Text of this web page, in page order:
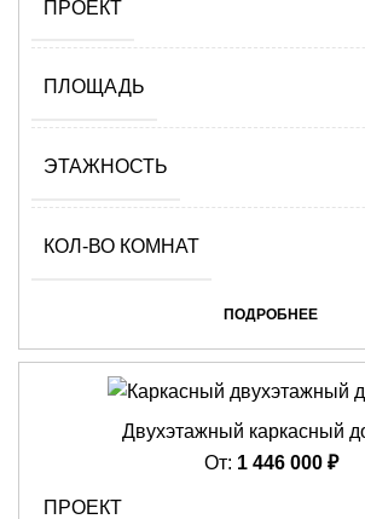
ПРОЕКТ
ПЛОЩАДЬ
ЭТАЖНОСТЬ
КОЛ-ВО КОМНАТ
ПОДРОБНЕЕ
Двухэтажный каркасный
От: 1 446 000 ₽
ПРОЕКТ